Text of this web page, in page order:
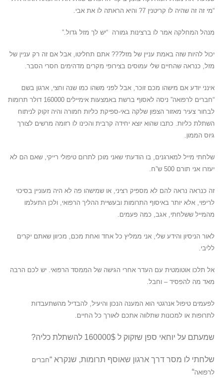
“מי זה זה שהיה לו קריטנין 7? והיא הראתה לו את אבי.
מנהל המחלקה אמר לו ברצינות גמורה “יש לך מזל גדול.”
יכול להיות שזה באמת עניין של מזל??? אתם תחליטו, אבל אם זה רק עניין של
מזל, כנראה שהחיים שלי עמוסים בצירופי מקרים מדהימים חסרי הסבר.
אינני יודע אם מישהו מכם זוכר, אבל לפני משהו כמו שנה וחצי, ארגון בשם
“חברים לרפואה” ניסה לאסוף ברשת באמצעות אימיילים 160000 דולר תרומות
לבחור צעיר מאזור הצפון שלקה באי-ספיקת כליות חמורה והיה זקוק לניתוח
השתלת כליות. כתבו שהוא יוצא יחידה קרבית והכינו לו רזומה מרשים לצורך
גיוס הממון.
שלחתי מייל למארגנים, בו הודעתי שאני מוכן לתרום טיפולי רייקי, שאם הם לא
יעזרו אני תורם 500 ש”ח.
זה כנראה נראה להם לא מספיק רציני, או שמישהו פה לא היה מעוניין בסיכוי
לריפוי, אלא יותר באיסוף התרומות ובעשיית ההליך הרפואי, ולכן התעלמו
מהמייל ששלחתי, אגב, כמה פעמים.
לאור הניסיון והידע שלי, אני ממליץ כל אחד ואחת מכם, מכיוון שאתם יקרים
לליבי.
אל תלכו אוטומטית עם העדר אחרי הגישה של הממסד הרפואי. יש לכם הרבה
מאד מה להפסיד – וחבל.
לפעמים טיפול אנרגטי הוא המענה הנכון והיעיל, להבדיל מהשתעבדות
לתרופות או למכונות שתלווה אתכם לאורך כל החיים.
שמעתם על יוחאי ספן שזקוק ל 160000$ להשתלת כליה?
שלחתי לו מסר דרך ארגון שאוסף תרומות, שנקרא “חברים
לרפואה“